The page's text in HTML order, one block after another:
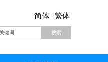
简体 | 繁体